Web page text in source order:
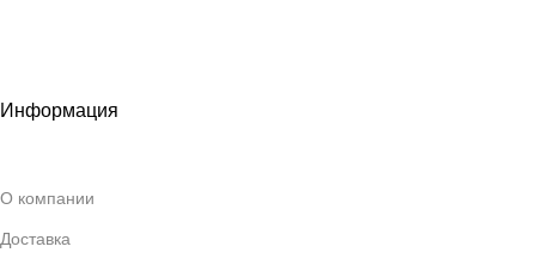
Информация
О компании
Доставка